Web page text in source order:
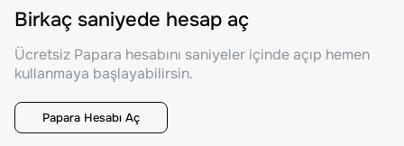
Birkaç saniyede hesap aç
Ücretsiz Papara hesabını saniyeler içinde açıp hemen
kullanmaya başlayabilirsin.
Papara Hesabı Aç